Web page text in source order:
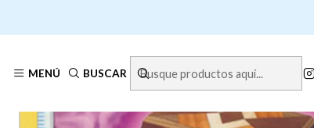
MENÚ BUSCAR